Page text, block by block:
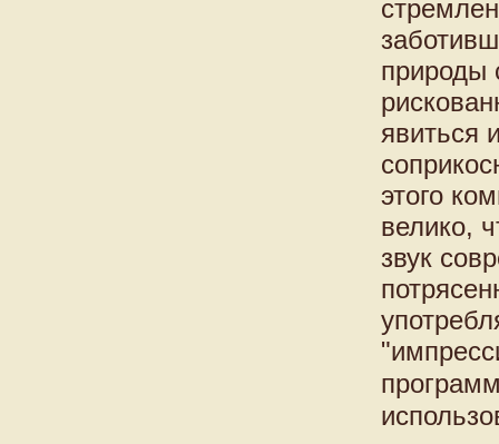
природы
явиться
этого
велико,
звук